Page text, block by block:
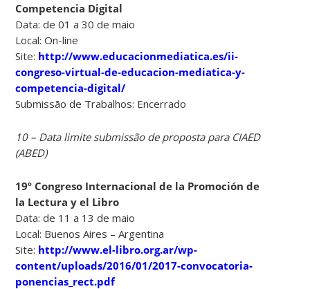
Competencia Digital
Data: de 01 a 30 de maio
Local: On-line
Site: http://www.educacionmediatica.es/ii-
congreso-virtual-de-educacion-mediatica-y-
competencia-digital/
Submissão de Trabalhos: Encerrado
10 – Data limite submissão de proposta para CIAED
(ABED)
19º Congreso Internacional de la Promoción de
la Lectura y el Libro
Data: de 11 a 13 de maio
Local: Buenos Aires – Argentina
Site: http://www.el-libro.org.ar/wp-
content/uploads/2016/01/2017-convocatoria-
ponencias_rect.pdf